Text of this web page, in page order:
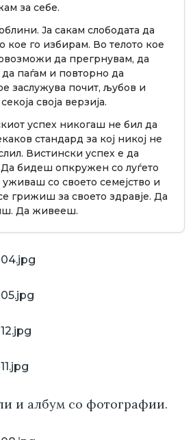
за себе.
Ја сакам слободата да
кое го избирам. Во телото кое
да прегрнувам, да
паѓам и повторно да
заслужува почит, љубов и
своја верзија.
успех никогаш не бил да
стандард за кој никој не
Вистински успех е да
бидеш опкружен со луѓето
со своето семејство и
грижиш за своето здравје. Да
Да живееш.
и албум со фотографии.